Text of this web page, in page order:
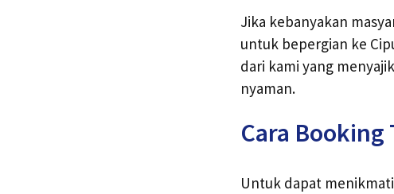
Jika kebanyakan
untuk bepergian ke
dari kami yang
nyaman.
Cara
Untuk dapat